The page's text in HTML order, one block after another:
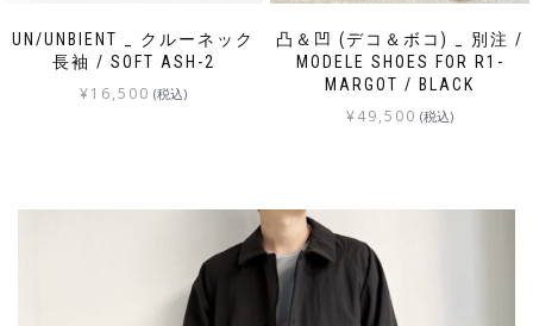
UN/UNBIENT _ クルーネック
長袖 / SOFT ASH-2
¥16,500 (税込)
凸＆凹 (デコ＆ボコ) _ 別注 /
MODELE SHOES FOR R1-
MARGOT / BLACK
¥49,500 (税込)